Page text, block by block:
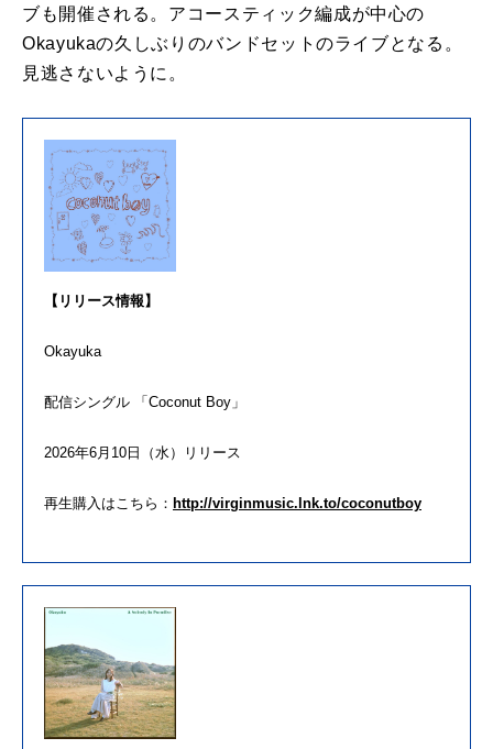
ブ も 開催される。 アコースティック編成が中心の
Okayukaの久しぶり のバンドセットのライブとなる。
見逃さないように。
【 リリース情報】
Okayuka
配信シングル 「 Coconut Boy 」
2026年6月10日（水） リリース
再生購入はこちら： http://virginmusic. lnk.to/coconutboy